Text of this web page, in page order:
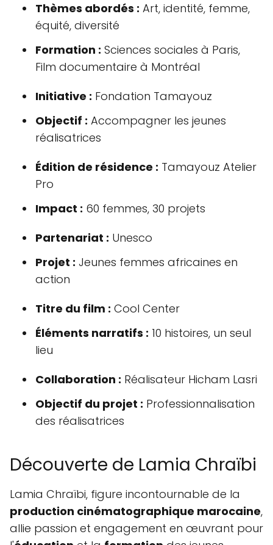
Thèmes abordés : Art, identité, femme,
équité, diversité
Formation : Sciences sociales à Paris,
Film documentaire à Montréal
Initiative : Fondation Tamayouz
Objectif : Accompagner les jeunes
réalisatrices
Édition de résidence : Tamayouz Atelier
Pro
Impact : 60 femmes, 30 projets
Partenariat : Unesco
Projet : Jeunes femmes africaines en
action
Titre du film : Cool Center
Éléments narratifs : 10 histoires, un seul
lieu
Collaboration : Réalisateur Hicham Lasri
Objectif du projet : Professionnalisation
des réalisatrices
Découverte de Lamia Chraïbi
Lamia Chraïbi, figure incontournable de la
production cinématographique marocaine,
allie passion et engagement en œuvrant pour